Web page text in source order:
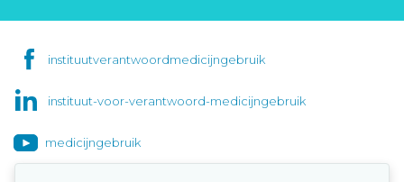
instituutverantwoordmedicijngebruik
instituut-voor-verantwoord-medicijngebruik
medicijngebruik